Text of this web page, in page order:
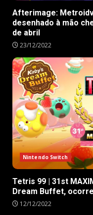
Afterimage:
desenhado à mão
de abril
23/12/2022
Nintendo Switch
Tetris 99 | 31st
Dream Buffet,
12/12/2022